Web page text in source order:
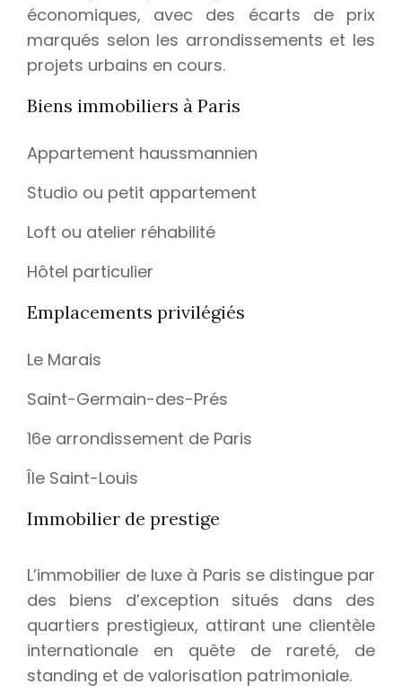
économiques, avec des écarts de prix
marqués selon les arrondissements et les
projets urbains en cours.
Biens immobiliers à Paris
Appartement haussmannien
Studio ou petit appartement
Loft ou atelier réhabilité
Hôtel particulier
Emplacements privilégiés
Le Marais
Saint-Germain-des-Prés
16e arrondissement de Paris
Île Saint-Louis
Immobilier de prestige
L’immobilier de luxe à Paris se distingue par
des biens d’exception situés dans des
quartiers prestigieux, attirant une clientèle
internationale en quête de rareté, de
standing et de valorisation patrimoniale.